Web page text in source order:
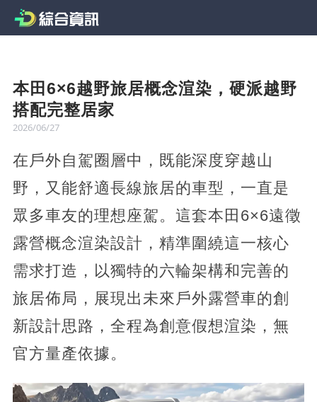
本田6×6越野旅居概念渲染，硬派越野
搭配完整居家
2026/06/27
在戶外自駕圈層中，既能深度穿越山
野，又能舒適長線旅居的車型，一直是
眾多車友的理想座駕。這套本田6×6遠徵
露營概念渲染設計，精準圍繞這一核心
需求打造，以獨特的六輪架構和完善的
旅居佈局，展現出未來戶外露營車的創
新設計思路，全程為創意假想渲染，無
官方量產依據。